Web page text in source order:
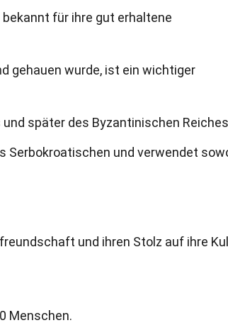
für ihre gut erhaltene
gehauen wurde, ist ein wichtiger
später des Byzantinischen
Serbokroatischen und verwendet
und ihren Stolz auf ihre
Menschen.